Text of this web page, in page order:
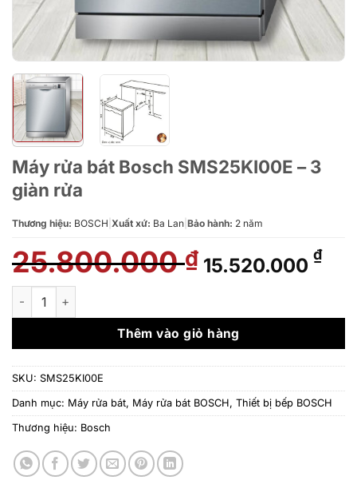
Máy rửa bát Bosch SMS25KI00E – 3
giàn rửa
Thương hiệu: BOSCH Xuất xứ: Ba Lan Bảo hành: 2 năm
25.800.000₫ Giá
gốc
25.800.000 ₫.
15.520.000 ₫Giá
là:
Máy rửa bát Bosch SMS25KI00E - 3 giàn rửa số lượng
Thêm vào giỏ hàng
SKU: SMS25KI00E
Danh mục: Máy rửa bát, Máy rửa bát BOSCH, Thiết bị bếp BOSCH
Thương hiệu: Bosch